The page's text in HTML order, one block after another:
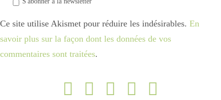
Ce site utilise Akismet pour réduire les indésirables. En
savoir plus sur la façon dont les données de vos
commentaires sont traitées.